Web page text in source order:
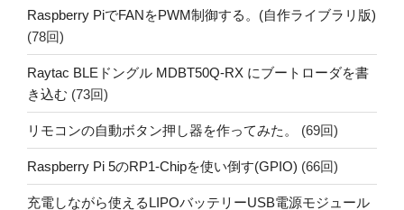
Raspberry PiでFANをPWM制御する。(自作ライブラリ版)
(78回)
Raytac BLEドングル MDBT50Q-RX にブートローダを書
き込む (73回)
リモコンの自動ボタン押し器を作ってみた。 (69回)
Raspberry Pi 5のRP1-Chipを使い倒す(GPIO) (66回)
充電しながら使えるLIPOバッテリーUSB電源モジュール